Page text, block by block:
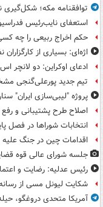
توافقنامه مکه؛ شکل‌گیری
استعفای نایب‌رئیس
حکم اخراج ربیعی را چه
اژه‌ای: بسیاری از
ادعای اوکراین: دو لانچر اس-۴۰۰ را زدیم+
تیم جدید پورعلی‌گنجی
پروژه "لیبی‌سازی ایران"
اصلاح طرح پشتیبانی و
انتخابات شوراها در فصل
اقدامات چین در جنگ علیه ایران،
جلسه شورای عالی قوه
رئیس عدلیه: رضایت و
شکایت لیونل مسی از
آمریکا متحدی دروغگو،